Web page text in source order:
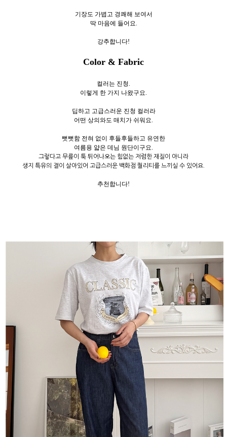
기장도 가볍고 경쾌해 보여서
딱 마음에 들어요.
강추합니다!
Color & Fabric
컬러는 진청.
이렇게 한 가지 나왔구요.
딥하고 고급스러운 진청 컬러라
어떤 상의와도 매치가 쉬워요.
뻣뻣함 전혀 없이 후들후들하고 유연한
여름용 얇은 데님 원단이구요.
그렇다고 무릎이 툭 튀어나오는 힘없는 저렴한 재질이 아니라
생지 특유의 결이 살아있어 고급스러운 백화점 퀄리티를 느끼실 수 있어요.
추천합니다!